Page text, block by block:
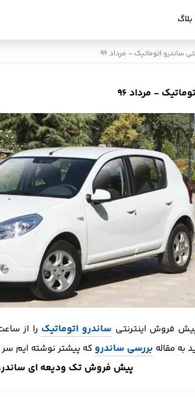
اتوماتیک - مرداد 96
- مرداد 96
فروش اینترنتی ساندرو اتوماتیک
مقاله بررسی ساندرو که پیشتر نوشته ایم سر
پیش فروش تک ودیعه ای